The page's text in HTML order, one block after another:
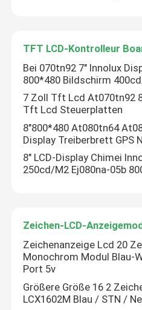
Hinterlass
Wir rufen Sie
TFT LCD-Kontrolleur
Bei 070tn92 7" Innolux
800*480 Bildschirm
7 Zoll Tft Lcd At070tn92
Tft Lcd Steuerplatten
8"800*480 At080tn64
Display Treiberbrett GPS
8" LCD-Display Chimei
250cd/M2 Ej080na-05b
Zeichen-LCD-
Zeichenanzeige Lcd 20
Monochrom Modul Blau-
Port 5v
Größere Größe 16 2
LCX1602M Blau / STN /